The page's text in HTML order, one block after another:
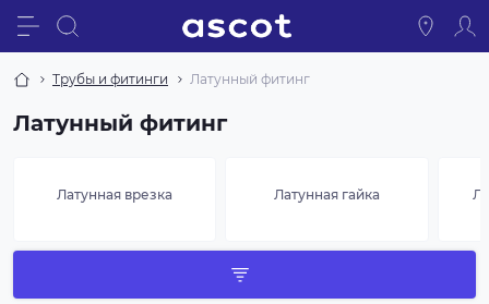
Трубы и фитинги Латунный фитинг
Латунный фитинг
Латунная врезка Латунная гайка